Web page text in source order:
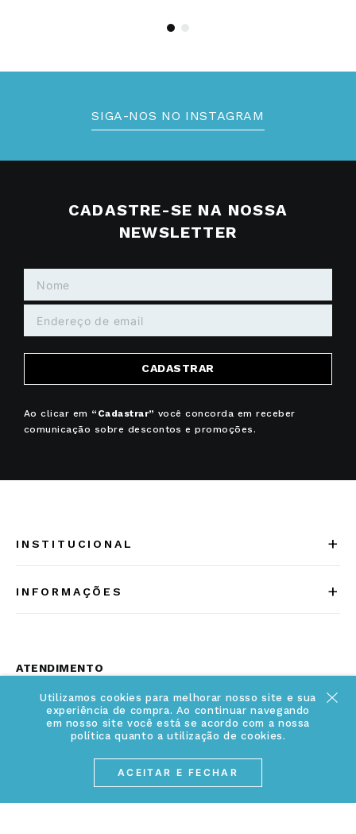
Utilizamos cookies para melhorar nosso site e sua
experiência de compra. Ao continuar navegando
em nosso site você está se acordo com a nossa
política quanto a utilização de cookies.
ACEITAR E FECHAR
SIGA-NOS NO INSTAGRAM
CADASTRE-SE NA NOSSA
NEWSLETTER
CADASTRAR
Ao clicar em “Cadastrar” você concorda em receber
comunicação sobre descontos e promoções.
INSTITUCIONAL +
Conheça a linha MVNDOS
INFORMAÇÕES +
Cancelamento de Compra
ATENDIMENTO
(17) 3234-2299
contato@webjoias.com.br
contato.mvndos@webjoias.com.br
Horário de atendimento: De segunda à sexta-feira das
08h00 às 18h00